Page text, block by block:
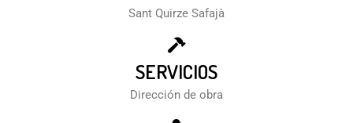
Sant Quirze Safajà
SERVICIOS
Dirección de obra